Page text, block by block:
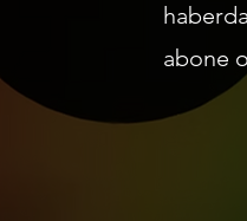
abone